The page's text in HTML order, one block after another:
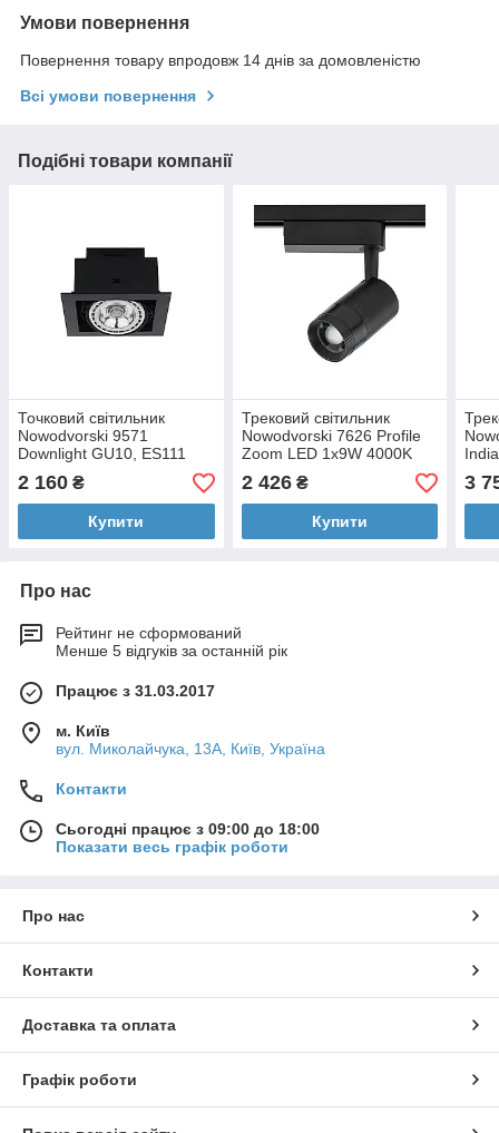
Умови повернення
Повернення товару впродовж 14 днів за домовленістю
Всі умови повернення
Подібні товари компанії
Точковий світильник
Nowodvorski 9571
Downlight GU10, ES111
1x15W IP20 Чорний
2 160 ₴
Купити
Трековий світильник
Nowodvorski 7626 Profile
Zoom LED 1x9W 4000K
600Lm IP20 чорний
2 426₴
Купити
3
Про нас
Рейтинг не сформований
Менше 5 відгуків за останній рік
Працює з 31.03.2017
м. Київ
вул. Миколайчука, 13А, Київ, Україна
Контакти
Сьогодні працює з 09:00 до 18:00
Показати весь графік роботи
Про нас
Контакти
Доставка та оплата
Графік роботи